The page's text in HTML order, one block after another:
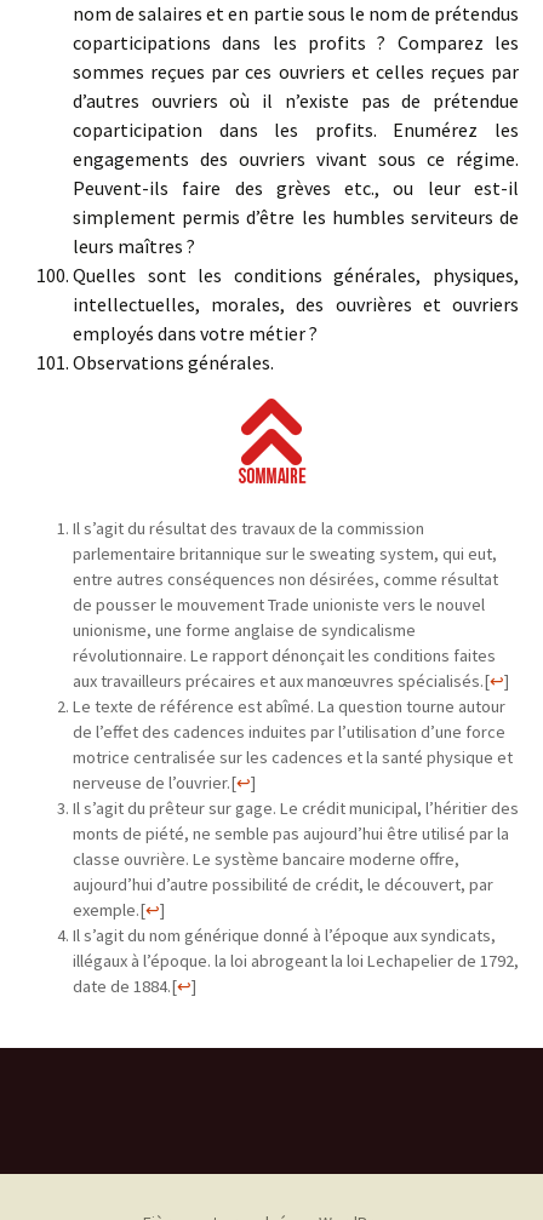
nom de salaires et en partie sous le nom de prétendus
coparticipations dans les profits ? Comparez les
sommes reçues par ces ouvriers et celles reçues par
d’autres ouvriers où il n’existe pas de prétendue
coparticipation dans les profits. Enumérez les
engagements des ouvriers vivant sous ce régime.
Peuvent-ils faire des grèves etc., ou leur est-il
simplement permis d’être les humbles serviteurs de
leurs maîtres ?
Quelles sont les conditions générales, physiques,
intellectuelles, morales, des ouvrières et ouvriers
employés dans votre métier ?
Observations générales.
Il s’agit du résultat des travaux de la commission
parlementaire britannique sur le sweating system, qui eut,
entre autres conséquences non désirées, comme résultat
de pousser le mouvement Trade unioniste vers le nouvel
unionisme, une forme anglaise de syndicalisme
révolutionnaire. Le rapport dénonçait les conditions faites
aux travailleurs précaires et aux manœuvres spécialisés.[↩]
Le texte de référence est abîmé. La question tourne autour
de l’effet des cadences induites par l’utilisation d’une force
motrice centralisée sur les cadences et la santé physique et
nerveuse de l’ouvrier.[↩]
Il s’agit du prêteur sur gage. Le crédit municipal, l’héritier des
monts de piété, ne semble pas aujourd’hui être utilisé par la
classe ouvrière. Le système bancaire moderne offre,
aujourd’hui d’autre possibilité de crédit, le découvert, par
exemple.[↩]
Il s’agit du nom générique donné à l’époque aux syndicats,
illégaux à l’époque. la loi abrogeant la loi Lechapelier de 1792,
date de 1884.[↩]